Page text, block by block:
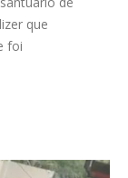
que
foi